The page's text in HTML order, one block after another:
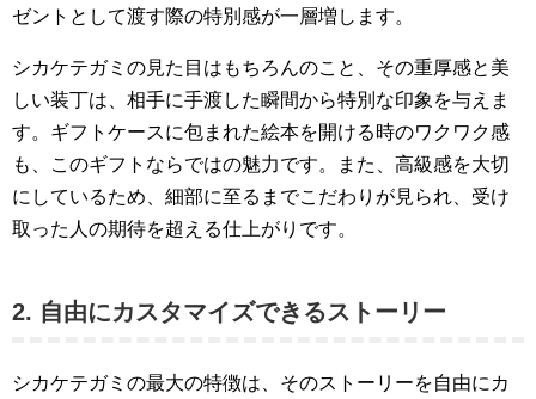
ゼントとして渡す際の特別感が一層増します。
シカケテガミの見た目はもちろんのこと、その重厚感と美
しい装丁は、相手に手渡した瞬間から特別な印象を与えま
す。ギフトケースに包まれた絵本を開ける時のワクワク感
も、このギフトならではの魅力です。また、高級感を大切
にしているため、細部に至るまでこだわりが見られ、受け
取った人の期待を超える仕上がりです。
2. 自由にカスタマイズできるストーリー
シカケテガミの最大の特徴は、そのストーリーを自由にカ